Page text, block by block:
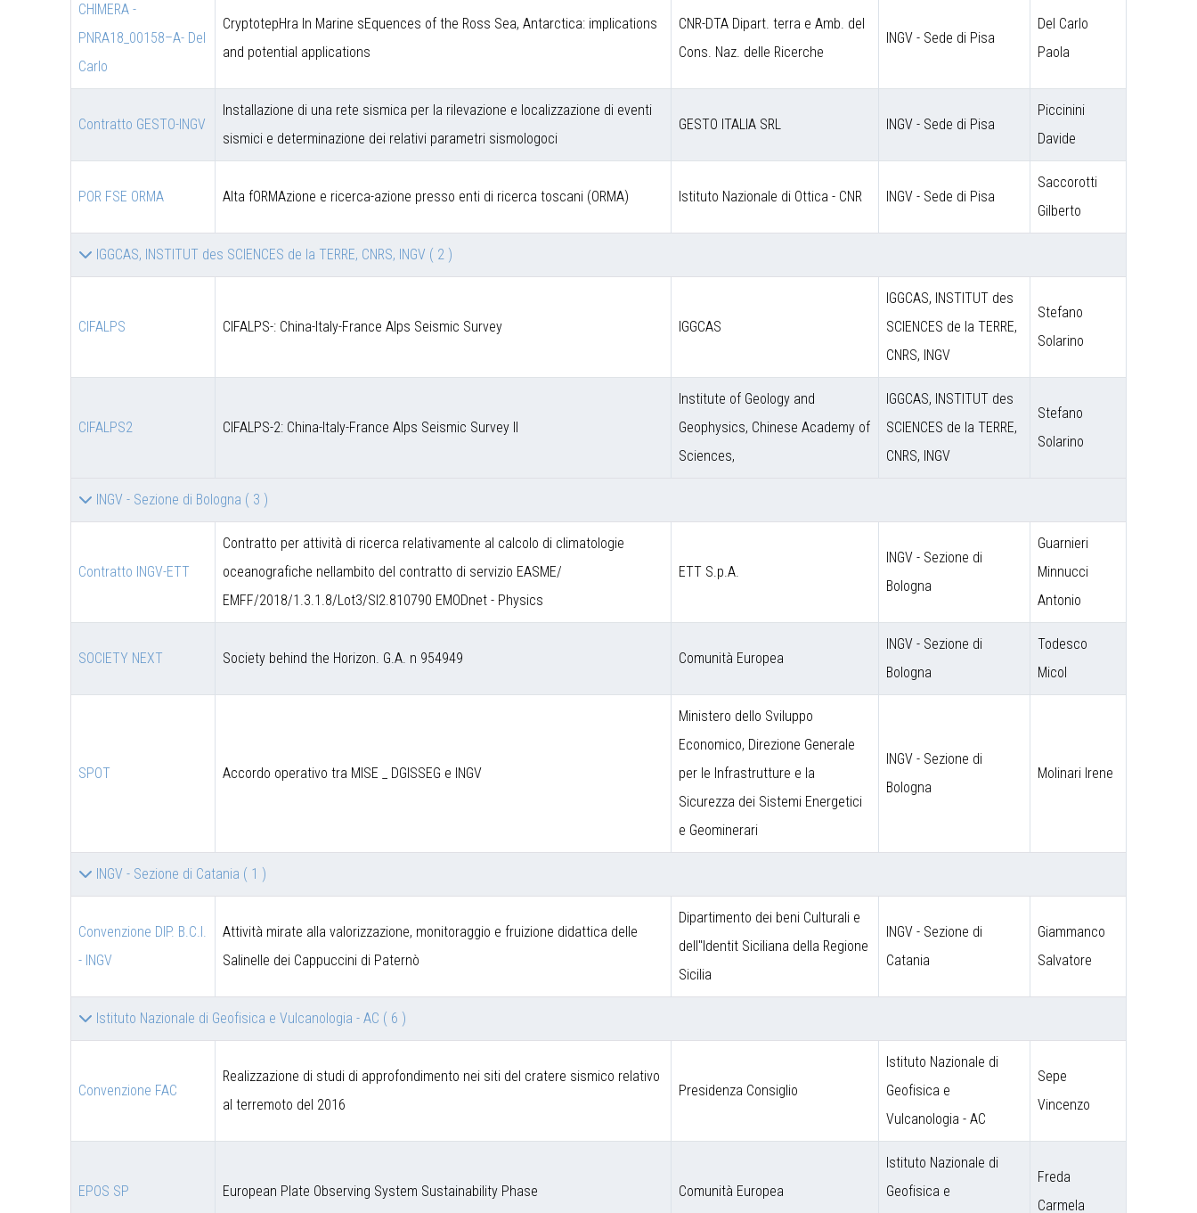
CHIMERA -
PNRA18_00158–A- Del
Carlo
CryptotepHra In Marine sEquences of the Ross Sea, Antarctica: implications
and potential applications
CNR-DTA Dipart. terra e Amb. del
Cons. Naz. delle Ricerche
INGV - Sede di Pisa
Del Carlo
Paola
Contratto GESTO-INGV
Installazione di una rete sismica per la rilevazione e localizzazione di eventi
sismici e determinazione dei relativi parametri sismologoci
GESTO ITALIA SRL INGV - Sede di Pisa
Piccinini
Davide
POR FSE ORMA Alta fORMAzione e ricerca-azione presso enti di ricerca toscani (ORMA) Istituto Nazionale di Ottica - CNR INGV - Sede di Pisa
Saccorotti
Gilberto
IGGCAS, INSTITUT des SCIENCES de la TERRE, CNRS, INGV ( 2 )
CIFALPS CIFALPS-: China-Italy-France Alps Seismic Survey IGGCAS
IGGCAS, INSTITUT des
SCIENCES de la TERRE,
CNRS, INGV
Stefano
Solarino
CIFALPS2 CIFALPS-2: China-Italy-France Alps Seismic Survey II
Institute of Geology and
Geophysics, Chinese Academy of
Sciences,
IGGCAS, INSTITUT des
SCIENCES de la TERRE,
CNRS, INGV
Stefano
Solarino
INGV - Sezione di Bologna ( 3 )
Contratto INGV-ETT
Contratto per attività di ricerca relativamente al calcolo di climatologie
oceanografiche nellambito del contratto di servizio EASME/
EMFF/2018/1.3.1.8/Lot3/SI2.810790 EMODnet - Physics
ETT S.p.A.
INGV - Sezione di
Bologna
Guarnieri
Minnucci
Antonio
SOCIETY NEXT Society behind the Horizon. G.A. n 954949 Comunità Europea
INGV - Sezione di
Bologna
Todesco
Micol
SPOT Accordo operativo tra MISE _ DGISSEG e INGV
Ministero dello Sviluppo
Economico, Direzione Generale
per le Infrastrutture e la
Sicurezza dei Sistemi Energetici
e Geominerari
INGV - Sezione di
Bologna
Molinari Irene
INGV - Sezione di Catania ( 1 )
Convenzione DIP. B.C.I.
- INGV
Attività mirate alla valorizzazione, monitoraggio e fruizione didattica delle
Salinelle dei Cappuccini di Paternò
Dipartimento dei beni Culturali e
dell''Identit Siciliana della Regione
Sicilia
INGV - Sezione di
Catania
Giammanco
Salvatore
Istituto Nazionale di Geofisica e Vulcanologia - AC ( 6 )
Convenzione FAC
Realizzazione di studi di approfondimento nei siti del cratere sismico relativo
al terremoto del 2016
Presidenza Consiglio
Istituto Nazionale di
Geofisica e
Vulcanologia - AC
Sepe
Vincenzo
EPOS SP European Plate Observing System Sustainability Phase Comunità Europea
Istituto Nazionale di
Geofisica e
Freda
Carmela